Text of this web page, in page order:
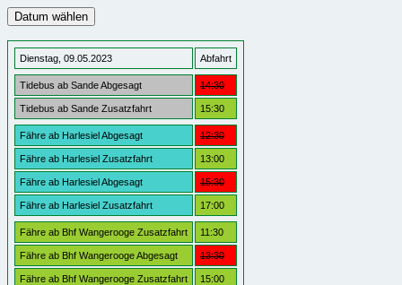
Dienstag, 09.05.2023 Abfahrt
Tidebus ab Sande Abgesagt 14:30
Tidebus ab Sande Zusatzfahrt 15:30
Fähre ab Harlesiel Abgesagt 12:30
Fähre ab Harlesiel Zusatzfahrt 13:00
Fähre ab Harlesiel Abgesagt 15:30
Fähre ab Harlesiel Zusatzfahrt 17:00
Fähre ab Bhf Wangerooge Zusatzfahrt 11:30
Fähre ab Bhf Wangerooge Abgesagt 13:30
Fähre ab Bhf Wangerooge Zusatzfahrt 15:00